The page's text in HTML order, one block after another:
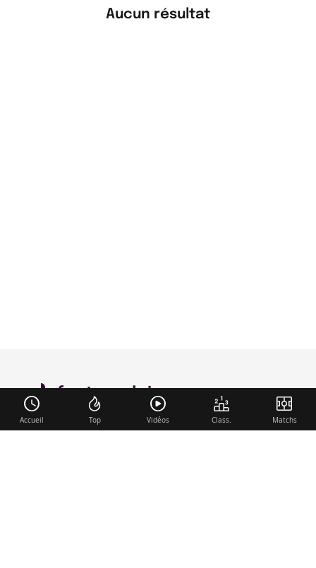
Aucun résultat
foot-anglais.com
Accueil Top Vidéos Class. Matchs